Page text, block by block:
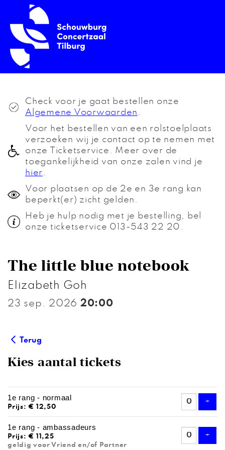
Check voor je gaat bestellen onze
Algemene Voorwaarden
Voor het bestellen van een rolstoelplaats
verzoeken wij je contact op te nemen met
onze Ticketservice. Meer over de
toegankelijkheid van onze zalen vind je
hier
Voor plaatsen op de 2e en 3e rang kan
beperkt(er) zicht gelden.
Heb je hulp nodig met je bestelling, bel
onze ticketservice 013-543 22 20.
The little blue notebook
Elizabeth Goh
23 sep. 2026 20:00
Terug
Kies aantal tickets
AANTAL
1e rang - normaal
Prijs: € 12,50
+
1e rang - ambassadeurs
Prijs: € 11,25
geldig voor Vriend en/of Partner
+